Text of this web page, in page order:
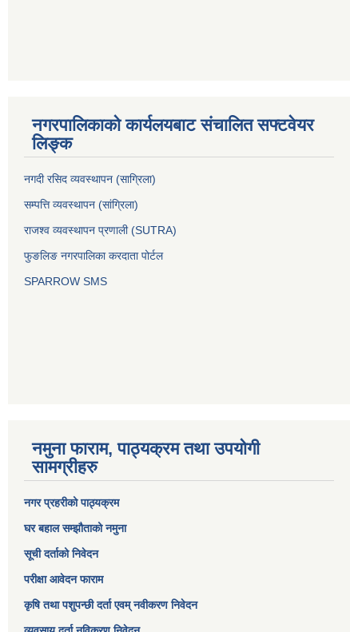
नगरपालिकाको कार्यलयबाट संचालित सफ्टवेयर
लिङ्क
नगदी रसिद व्यवस्थापन (साग्रिला)
सम्पत्ति व्यवस्थापन (सांग्रिला)
राजश्व व्यवस्थापन प्रणाली (SUTRA)
फुङलिङ नगरपालिका करदाता पोर्टल
SPARROW SMS
नमुना फाराम, पाठ्यक्रम तथा उपयोगी
सामग्रीहरु
नगर प्रहरीको पाठ्यक्रम
घर बहाल सम्झौताको नमुना
सूची दर्ताको निवेदन
परीक्षा आवेदन फाराम
कृषि तथा पशुपन्छी दर्ता एवम् नवीकरण निवेदन